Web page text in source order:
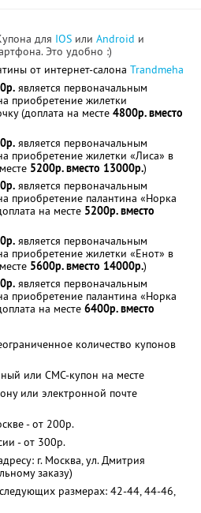
для IOS или Android и
Это удобно :)
от интернет-салона Trandmeha
является первоначальным
приобретение жилетки
(доплата на месте 4800р. вместо
является первоначальным
приобретение жилетки «Лиса» в
5200р. вместо 13000р.)
является первоначальным
приобретение палантина «Норка
на месте 5200р. вместо
является первоначальным
приобретение жилетки «Енот» в
5600р. вместо 14000р.)
является первоначальным
приобретение палантина «Норка
на месте 6400р. вместо
количество купонов
или СМС-купон на месте
или электронной почте
- от 200р.
- от 300р.
г. Москва, ул. Дмитрия
заказу)
размерах: 42-44, 44-46,